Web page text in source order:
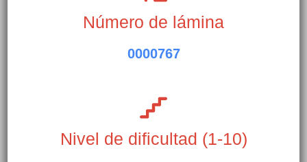
Número de lámina
0000767
Nivel de dificultad (1-10)